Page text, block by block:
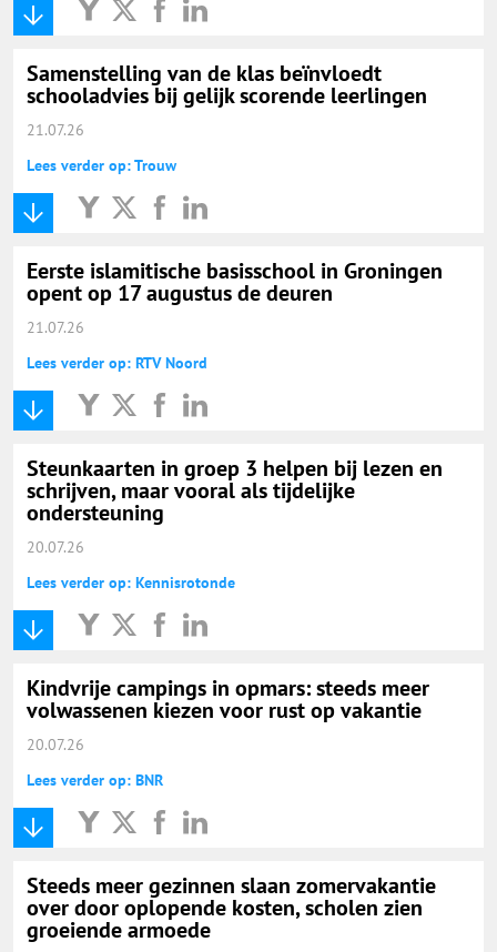
Samenstelling van de klas beïnvloedt
schooladvies bij gelijk scorende leerlingen
21.07.26
Lees verder op: Trouw
Eerste islamitische basisschool in Groningen
opent op 17 augustus de deuren
21.07.26
Lees verder op: RTV Noord
Steunkaarten in groep 3 helpen bij lezen en
schrijven, maar vooral als tijdelijke
ondersteuning
20.07.26
Lees verder op: Kennisrotonde
Kindvrije campings in opmars: steeds meer
volwassenen kiezen voor rust op vakantie
20.07.26
Lees verder op: BNR
Steeds meer gezinnen slaan zomervakantie
over door oplopende kosten, scholen zien
groeiende armoede